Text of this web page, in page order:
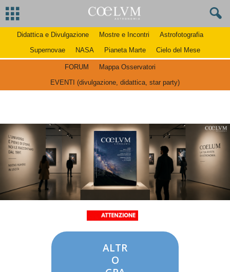
Didattica e Divulgazione Mostre e Incontri
Astrofotografia
Supernovae
NASA Pianeta Marte Cielo del Mese
FORUM
Mappa Osservatori
EVENTI (divulgazione, didattica, star party)
ALTR
O